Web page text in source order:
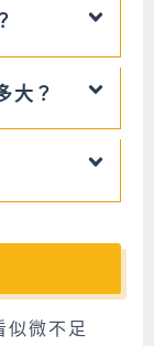
大？
似微不足